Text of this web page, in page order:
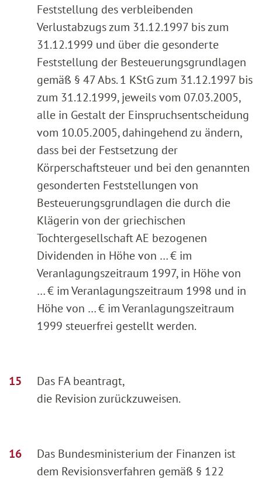
Feststellung des verbleibenden
Verlustabzugs zum 31.12.1997 bis zum
31.12.1999 und über die gesonderte
Feststellung der Besteuerungsgrundlagen
gemäß § 47 Abs. 1 KStG zum 31.12.1997 bis
zum 31.12.1999, jeweils vom 07.03.2005,
alle in Gestalt der Einspruchsentscheidung
vom 10.05.2005, dahingehend zu ändern,
dass bei der Festsetzung der
Körperschaftsteuer und bei den genannten
gesonderten Feststellungen von
Besteuerungsgrundlagen die durch die
Klägerin von der griechischen
Tochtergesellschaft AE bezogenen
Dividenden in Höhe von … € im
Veranlagungszeitraum 1997, in Höhe von
… € im Veranlagungszeitraum 1998 und in
Höhe von … € im Veranlagungszeitraum
1999 steuerfrei gestellt werden.
Das FA beantragt,
die Revision zurückzuweisen.
Das Bundesministerium der Finanzen ist
dem Revisionsverfahren gemäß § 122